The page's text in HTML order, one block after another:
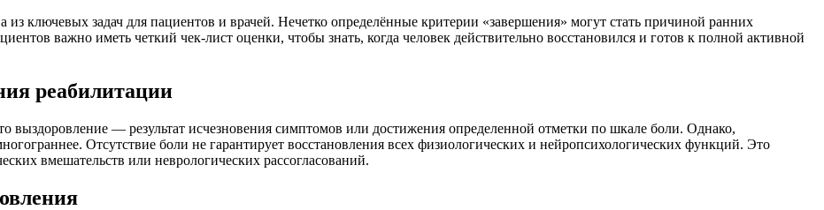
ключевых задач для пациентов и врачей. Нечетко определённые критерии «завершения» могут стать причиной ранних
важно иметь четкий чек-лист оценки, чтобы знать, когда человек действительно восстановился и готов к полной активной
реабилитации
выздоровление — результат исчезновения симптомов или достижения определенной отметки по шкале боли. Однако,
Отсутствие боли не гарантирует восстановления всех физиологических и нейропсихологических функций. Это
вмешательств или неврологических рассогласований.